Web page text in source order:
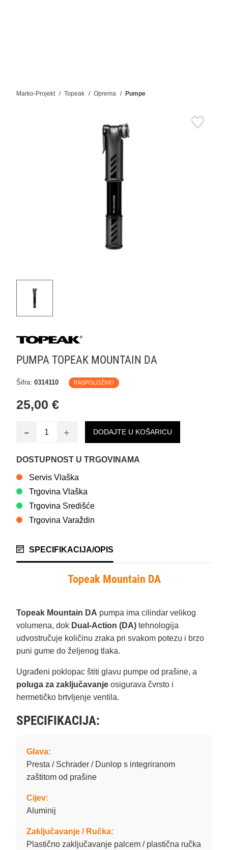
Marko-Projekt Topeak Oprema Pumpe
PUMPA TOPEAK MOUNTAIN DA
Šifra: 0314110 RASPOLOŽIVO
25,00 €
- + DODAJTE U KOŠARICU
DOSTUPNOST U TRGOVINAMA
Servis Vlaška
Trgovina Vlaška
Trgovina Središće
Trgovina Varaždin
SPECIFIKACIJA/OPIS
Topeak Mountain DA
Topeak Mountain DA pumpa ima cilindar velikog
volumena, dok Dual-Action (DA) tehnologija
udvostručuje količinu zraka pri svakom potezu i brzo
puni gume do željenog tlaka.
Ugrađeni poklopac štiti glavu pumpe od prašine, a
poluga za zaključavanje osigurava čvrsto i
hermetičko brtvljenje ventila.
SPECIFIKACIJA:
Glava:
Presta / Schrader / Dunlop s integriranom
zaštitom od prašine
Cijev:
Aluminij
Zaključavanje / Ručka:
Plastično zaključavanje palcem / plastična ručka